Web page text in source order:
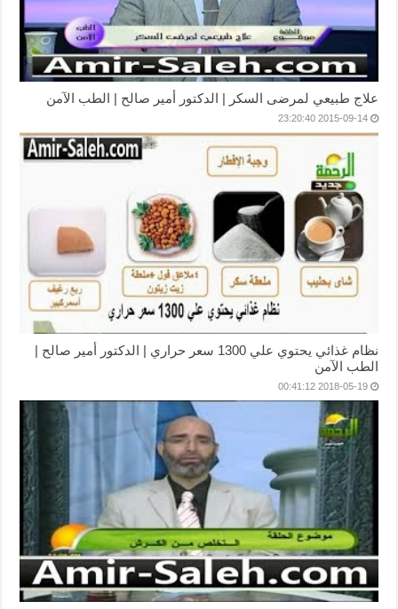
علاج طبيعي لمرضى السكر | الدكتور أمير صالح | الطب الآمن
2015-09-14 23:20:40
نظام غذائي يحتوي علي 1300 سعر حراري | الدكتور أمير صالح |
الطب الآمن
2018-05-19 00:41:12